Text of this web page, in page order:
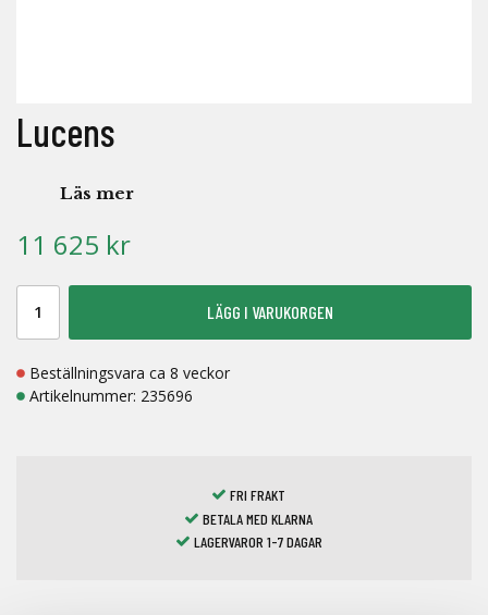
Lucens
Läs mer
11 625 kr
LÄGG I VARUKORGEN
Beställningsvara ca 8 veckor
Artikelnummer: 235696
FRI FRAKT
BETALA MED KLARNA
LAGERVAROR 1-7 DAGAR